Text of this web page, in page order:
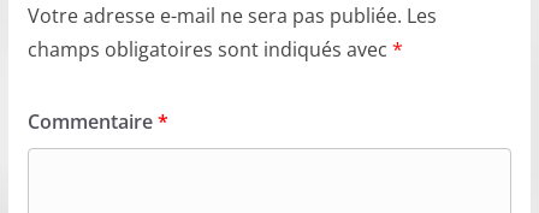
Votre adresse e-mail ne sera pas publiée. Les
champs obligatoires sont indiqués avec *
Commentaire*